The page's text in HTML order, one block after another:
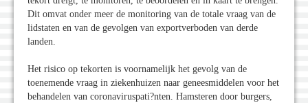
Dit omvat onder meer de monitoring van de totale vraag van de
lidstaten en van de gevolgen van exportverboden van derde
landen.
Het risico op tekorten is voornamelijk het gevolg van de
toenemende vraag in ziekenhuizen naar geneesmiddelen voor het
behandelen van coronaviruspati?nten. Hamsteren door burgers,